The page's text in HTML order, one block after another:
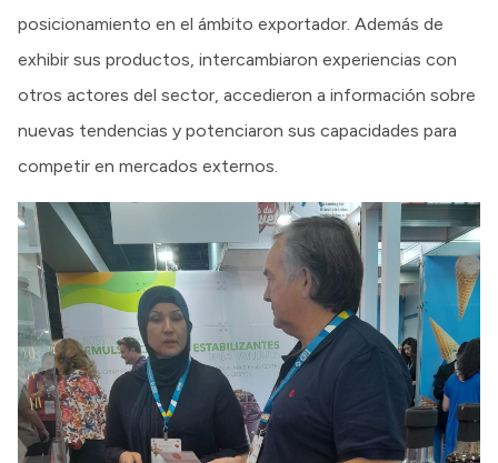
posicionamiento en el ámbito exportador. Además de
exhibir sus productos, intercambiaron experiencias con
otros actores del sector, accedieron a información sobre
nuevas tendencias y potenciaron sus capacidades para
competir en mercados externos.